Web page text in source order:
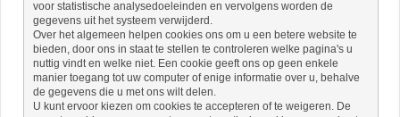
voor statistische analysedoeleinden en vervolgens worden de
gegevens uit het systeem verwijderd.
Over het algemeen helpen cookies ons om u een betere website te
bieden, door ons in staat te stellen te controleren welke pagina's u
nuttig vindt en welke niet. Een cookie geeft ons op geen enkele
manier toegang tot uw computer of enige informatie over u, behalve
de gegevens die u met ons wilt delen.
U kunt ervoor kiezen om cookies te accepteren of te weigeren. De